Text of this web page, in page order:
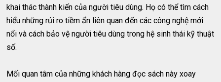
khai thác thành kiến của người tiêu dùng. Họ có thể tìm cách
hiểu những rủi ro tiềm ẩn liên quan đến các công nghệ mới
nổi và cách bảo vệ người tiêu dùng trong hệ sinh thái kỹ thuật
số.
Mối quan tâm của những khách hàng đọc sách này xoay